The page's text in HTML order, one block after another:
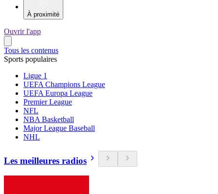
À proximité
Ouvrir l'app
Tous les contenus
Sports populaires
Ligue 1
UEFA Champions League
UEFA Europa League
Premier League
NFL
NBA Basketball
Major League Baseball
NHL
Les meilleures radios